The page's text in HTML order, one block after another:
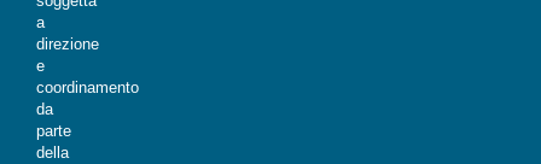
a
direzione
e
coordinamento
da
parte
della